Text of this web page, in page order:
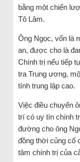
bằng một chiến
Tô Lâm.
Ông Ngọc, vốn là
an, được cho là
Chính trị nếu tiếp
tra Trung ương,
tính trung lập cao.
Việc điều chuyển
trí có uy tín chính
đường cho ông
đồng thời củng cố
tâm chính trị của